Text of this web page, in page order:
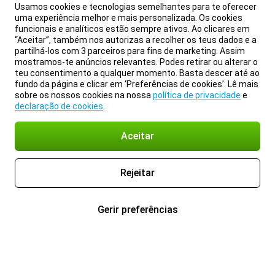
Usamos cookies e tecnologias semelhantes para te oferecer
uma experiência melhor e mais personalizada. Os cookies
funcionais e analíticos estão sempre ativos. Ao clicares em
“Aceitar”, também nos autorizas a recolher os teus dados e a
partilhá-los com 3 parceiros para fins de marketing. Assim
mostramos-te anúncios relevantes. Podes retirar ou alterar o
teu consentimento a qualquer momento. Basta descer até ao
fundo da página e clicar em ‘Preferências de cookies’. Lê mais
sobre os nossos cookies na nossa política de privacidade e
declaração de cookies
Aceitar
Rejeitar
Gerir preferências